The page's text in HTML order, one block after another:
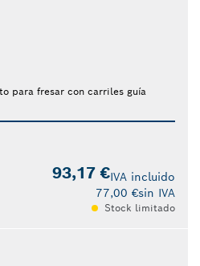
para fresar con carriles guía
93,17 €IVA incluido
77,00 €sin IVA
Stock limitado